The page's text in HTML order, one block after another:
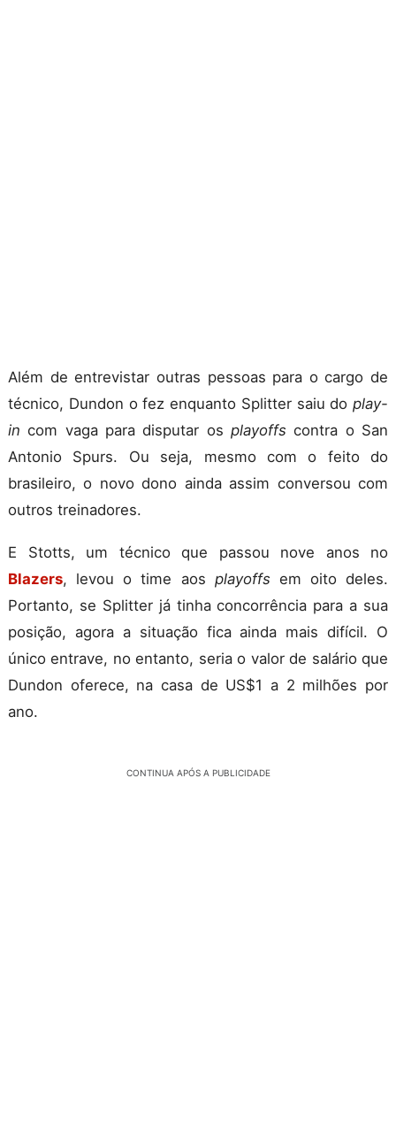
Além de entrevistar outras pessoas para o cargo de
técnico, Dundon o fez enquanto Splitter saiu do play-
in com vaga para disputar os playoffs contra o San
Antonio Spurs. Ou seja, mesmo com o feito do
brasileiro, o novo dono ainda assim conversou com
outros treinadores.
E Stotts, um técnico que passou nove anos no
Blazers, levou o time aos playoffs em oito deles.
Portanto, se Splitter já tinha concorrência para a sua
posição, agora a situação fica ainda mais difícil. O
único entrave, no entanto, seria o valor de salário que
Dundon oferece, na casa de US$1 a 2 milhões por
ano.
CONTINUA APÓS A PUBLICIDADE